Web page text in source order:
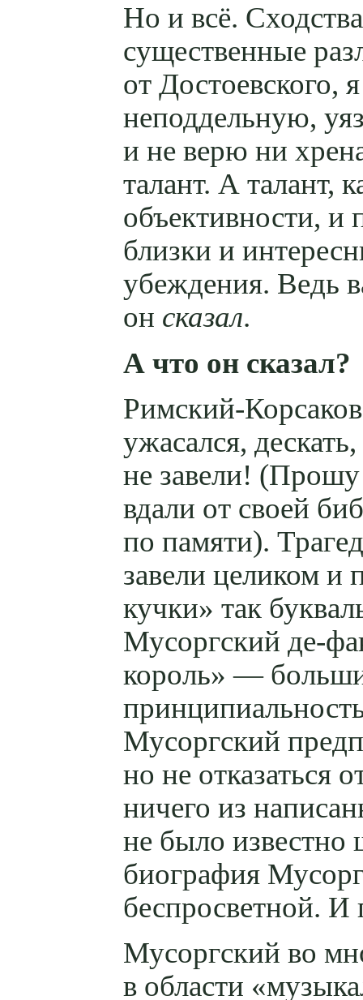
Но и всё.
существенные
от Достоевского,
неподдельную,
и не верю ни
талант. А талант,
объективности, и
близки и
убеждения. Ведь
он сказал.
А что он сказал?
Римский-Корсаков
ужасался,
не завели! (Прошу
вдали от своей
по памяти).
завели целиком
кучки» так
Мусоргский де-
король» —
Мусоргский
но не отказаться
ничего из
не было известно
биография
беспросветной.
Мусоргский во
в области